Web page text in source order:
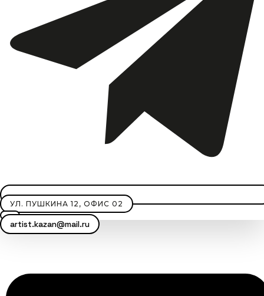
УЛ. ПУШКИНА 12, ОФИС 02
artist.kazan@mail.ru